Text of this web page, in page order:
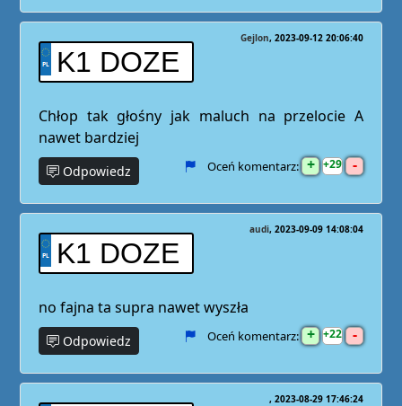
K1 DOZE
Gejlon 2023-09-12 20:06:40
Chłop tak głośny jak maluch na przelocie A
nawet bardziej
Odpowiedz Oceń komentarz: + 29 -
K1 DOZE
audi 2023-09-09 14:08:04
no fajna ta supra nawet wyszła
Odpowiedz Oceń komentarz: + 22 -
2023-08-29 17:46:24